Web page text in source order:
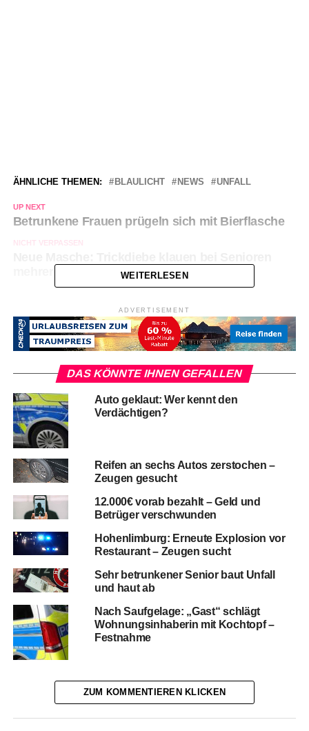
ÄHNLICHE THEMEN: BLAULICHT NEWS UNFALL
UP NEXT
Betrunkene Frauen prügeln sich mit Bierflasche
NICHT VERPASSEN
mehrere zehntausend Euro
WEITERLESEN
ADVERTISEMENT
DAS KÖNNTE IHNEN GEFALLEN
Auto geklaut: Wer kennt den
Verdächtigen?
Reifen an sechs Autos zerstochen –
Zeugen gesucht
12.000€ vorab bezahlt – Geld und
Betrüger verschwunden
Hohenlimburg: Erneute Explosion vor
Restaurant – Zeugen sucht
Sehr betrunkener Senior baut Unfall
und haut ab
Nach Saufgelage: „Gast“ schlägt
Wohnungsinhaberin mit Kochtopf –
Festnahme
ZUM KOMMENTIEREN KLICKEN